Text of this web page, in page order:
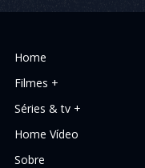
Home
Filmes +
Séries & tv +
Home Vídeo
Sobre